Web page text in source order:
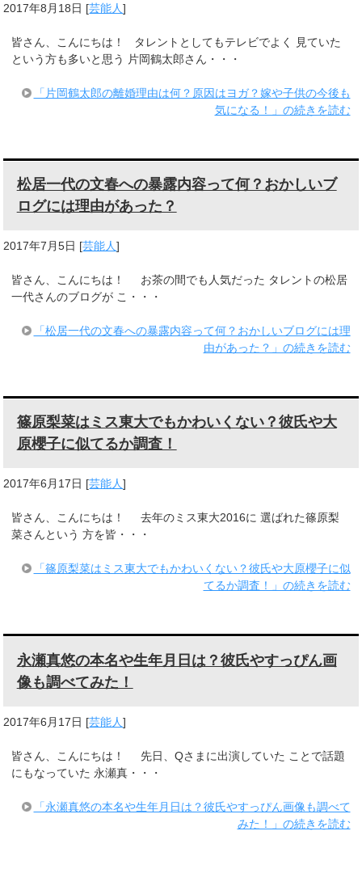
2017年8月18日 [芸能人]
皆さん、こんにちは！ タレントとしてもテレビでよく 見ていた
という方も多いと思う 片岡鶴太郎さん・・・
「片岡鶴太郎の離婚理由は何？原因はヨガ？嫁や子供の今後も
気になる！」の続きを読む
松居一代の文春への暴露内容って何？おかしいブ
ログには理由があった？
2017年7月5日 [芸能人]
皆さん、こんにちは！ お茶の間でも人気だった タレントの松居
一代さんのブログが こ・・・
「松居一代の文春への暴露内容って何？おかしいブログには理
由があった？」の続きを読む
篠原梨菜はミス東大でもかわいくない？彼氏や大
原櫻子に似てるか調査！
2017年6月17日 [芸能人]
皆さん、こんにちは！ 去年のミス東大2016に 選ばれた篠原梨
菜さんという 方を皆・・・
「篠原梨菜はミス東大でもかわいくない？彼氏や大原櫻子に似
てるか調査！」の続きを読む
永瀬真悠の本名や生年月日は？彼氏やすっぴん画
像も調べてみた！
2017年6月17日 [芸能人]
皆さん、こんにちは！ 先日、Qさまに出演していた ことで話題
にもなっていた 永瀬真・・・
「永瀬真悠の本名や生年月日は？彼氏やすっぴん画像も調べて
みた！」の続きを読む